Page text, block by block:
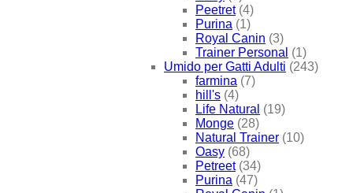
Peetret (4)
Purina (1)
Royal Canin (3)
Trainer Personal (1)
Umido per Gatti Adulti (243)
farmina (7)
hill's (4)
Life Natural (19)
Monge (28)
Natural Trainer (10)
Oasy (68)
Petreet (34)
Purina (47)